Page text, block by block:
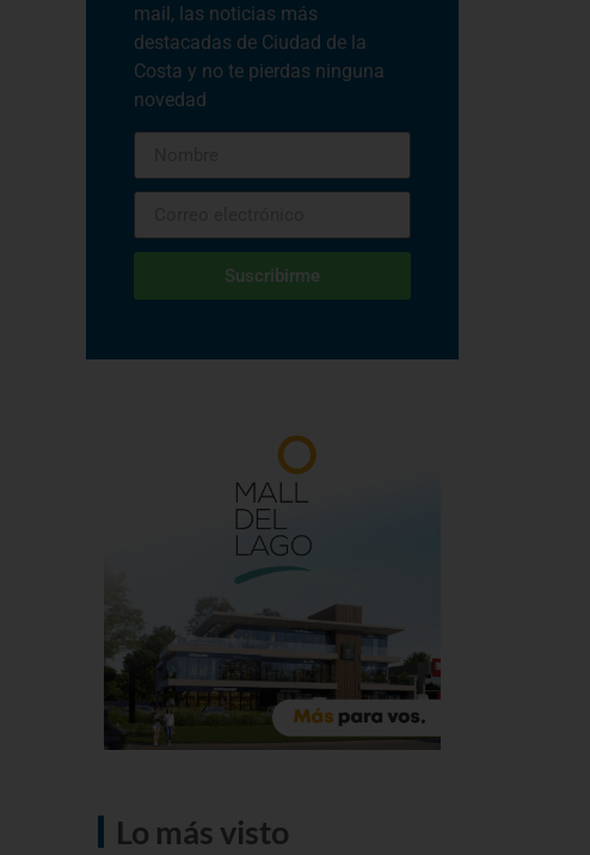
mail, las noticias más
destacadas de Ciudad de la
Costa y no te pierdas ninguna
novedad
Suscribirme
Lo más visto